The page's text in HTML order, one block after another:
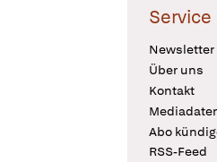
Service
Newsletter
Über uns
Kontakt
Abo
RSS-Feed